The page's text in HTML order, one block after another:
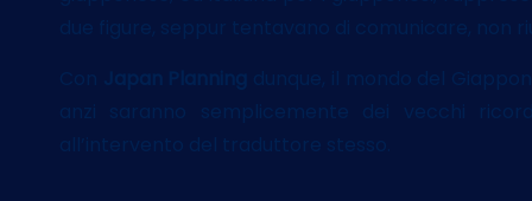
due figure, seppur tentavano di comunicare, non
Con
Japan Planning
dunque, il mondo del
anzi saranno semplicemente dei vecchi
all’intervento del traduttore stesso.